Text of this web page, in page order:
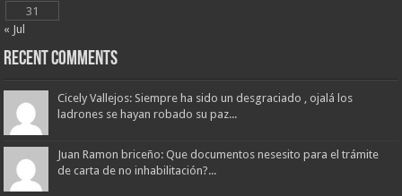
31
« Jul
Recent Comments
Cicely Vallejos: Siempre ha sido un desgraciado , ojalá los
ladrones se hayan robado su paz...
Juan Ramon briceño: Que documentos nesesito para el trámite
de carta de no inhabilitación?...